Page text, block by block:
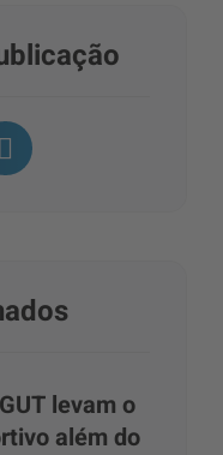
levam o
além do